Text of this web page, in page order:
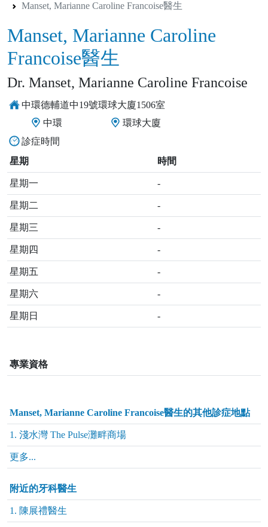
Manset, Marianne Caroline Francoise醫生
Manset, Marianne Caroline
Francoise醫生
Dr. Manset, Marianne Caroline Francoise
中環德輔道中19號環球大廈1506室
中環
環球大廈
診症時間
星期
時間
星期一 -
星期二 -
星期三 -
星期四 -
星期五 -
星期六 -
星期日 -
專業資格
Manset, Marianne Caroline Francoise醫生的其他診症地點
1. 淺水灣 The Pulse灘畔商場
更多...
附近的牙科醫生
1. 陳展禮醫生